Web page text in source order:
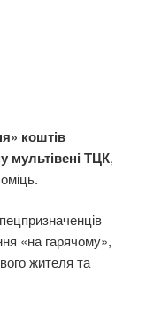
коштів
мультівені ТЦК,
«на гарячому»,
жителя та